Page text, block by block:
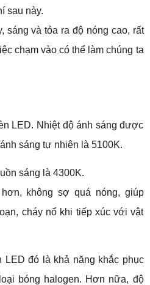
sau này.
sáng và tỏa ra độ nóng cao, rất
chạm vào có thể làm chúng ta
LED. Nhiệt độ ánh sáng được
sáng tự nhiên là 5100K.
sáng là 4300K.
không sợ quá nóng, giúp
cháy nổ khi tiếp xúc với vật
đó là khả năng khắc phục
bóng halogen. Hơn nữa, độ